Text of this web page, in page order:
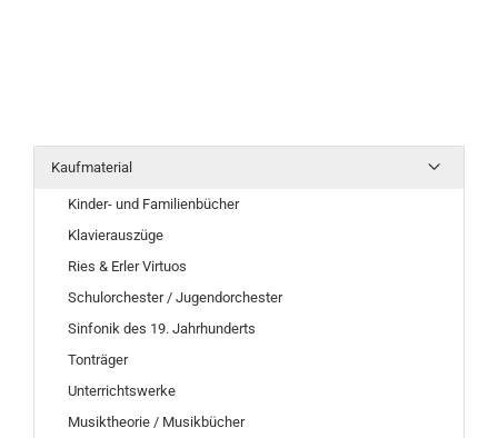
Kaufmaterial
Kinder- und Familienbücher
Klavierauszüge
Ries & Erler Virtuos
Schulorchester / Jugendorchester
Sinfonik des 19. Jahrhunderts
Tonträger
Unterrichtswerke
Musiktheorie / Musikbücher